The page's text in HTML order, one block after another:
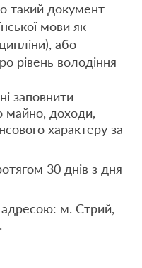
такий документ
мови як
або
рівень володіння
заповнити
майно, доходи,
характеру за
30 днів з дня
адресою: м. Стрий,